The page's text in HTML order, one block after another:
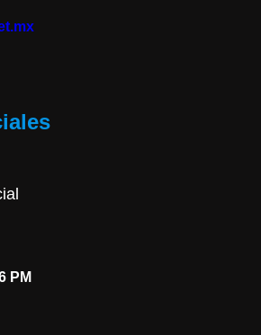
PM